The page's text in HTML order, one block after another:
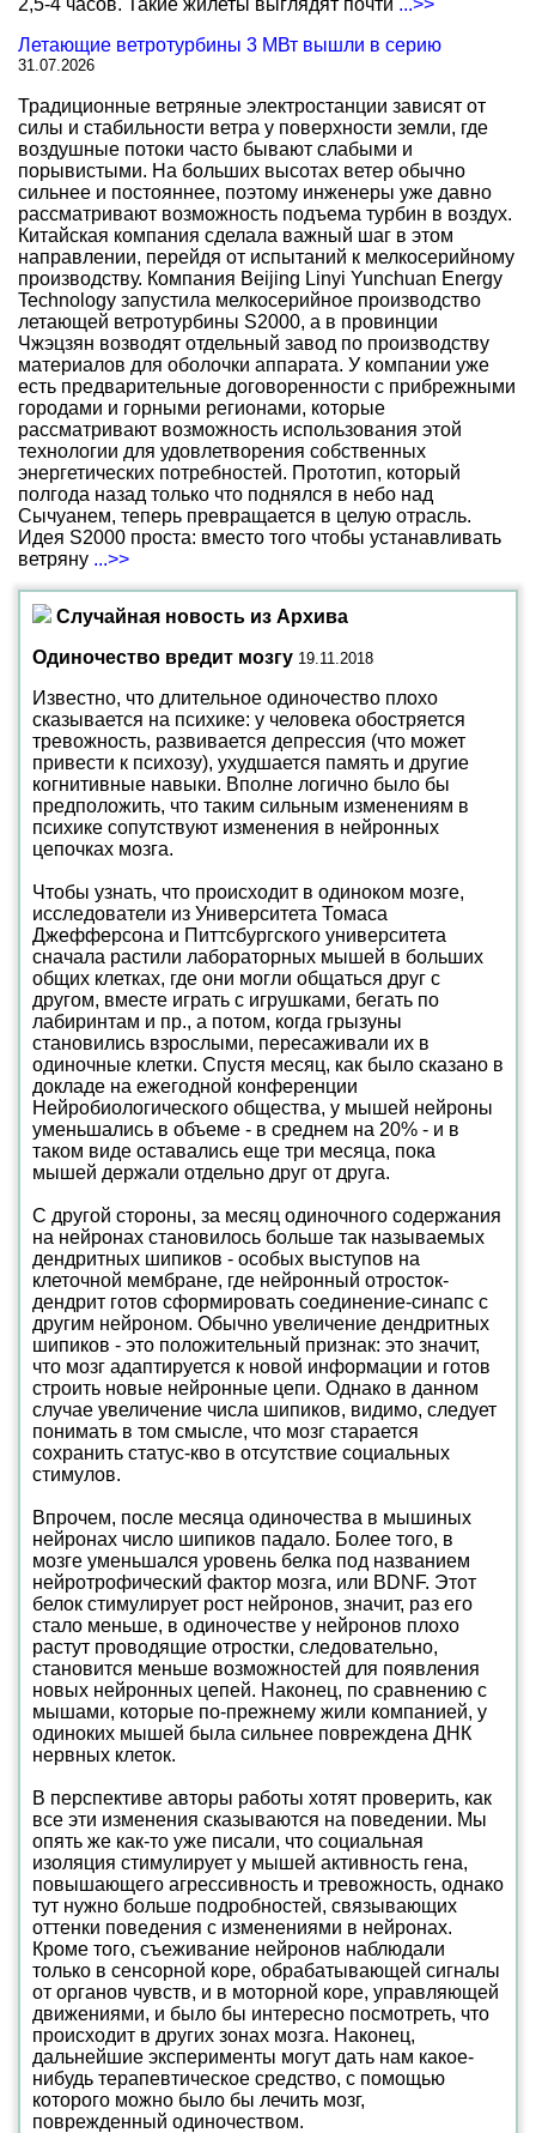
2,5-4 часов. Такие жилеты выглядят почти ...>>
Летающие ветротурбины 3 МВт вышли в серию
31.07.2026
Традиционные ветряные электростанции зависят от
силы и стабильности ветра у поверхности земли, где
воздушные потоки часто бывают слабыми и
порывистыми. На больших высотах ветер обычно
сильнее и постояннее, поэтому инженеры уже давно
рассматривают возможность подъема турбин в воздух.
Китайская компания сделала важный шаг в этом
направлении, перейдя от испытаний к мелкосерийному
производству. Компания Beijing Linyi Yunchuan Energy
Technology запустила мелкосерийное производство
летающей ветротурбины S2000, а в провинции
Чжэцзян возводят отдельный завод по производству
материалов для оболочки аппарата. У компании уже
есть предварительные договоренности с прибрежными
городами и горными регионами, которые
рассматривают возможность использования этой
технологии для удовлетворения собственных
энергетических потребностей. Прототип, который
полгода назад только что поднялся в небо над
Сычуанем, теперь превращается в целую отрасль.
Идея S2000 проста: вместо того чтобы устанавливать
ветряну ...>>
Случайная новость из Архива
Одиночество вредит мозгу 19.11.2018
Известно, что длительное одиночество плохо
сказывается на психике: у человека обостряется
тревожность, развивается депрессия (что может
привести к психозу), ухудшается память и другие
когнитивные навыки. Вполне логично было бы
предположить, что таким сильным изменениям в
психике сопутствуют изменения в нейронных
цепочках мозга.
Чтобы узнать, что происходит в одиноком мозге,
исследователи из Университета Томаса
Джефферсона и Питтсбургского университета
сначала растили лабораторных мышей в больших
общих клетках, где они могли общаться друг с
другом, вместе играть с игрушками, бегать по
лабиринтам и пр., а потом, когда грызуны
становились взрослыми, пересаживали их в
одиночные клетки. Спустя месяц, как было сказано в
докладе на ежегодной конференции
Нейробиологического общества, у мышей нейроны
уменьшались в объеме - в среднем на 20% - и в
таком виде оставались еще три месяца, пока
мышей держали отдельно друг от друга.
С другой стороны, за месяц одиночного содержания
на нейронах становилось больше так называемых
дендритных шипиков - особых выступов на
клеточной мембране, где нейронный отросток-
дендрит готов сформировать соединение-синапс с
другим нейроном. Обычно увеличение дендритных
шипиков - это положительный признак: это значит,
что мозг адаптируется к новой информации и готов
строить новые нейронные цепи. Однако в данном
случае увеличение числа шипиков, видимо, следует
понимать в том смысле, что мозг старается
сохранить статус-кво в отсутствие социальных
стимулов.
Впрочем, после месяца одиночества в мышиных
нейронах число шипиков падало. Более того, в
мозге уменьшался уровень белка под названием
нейротрофический фактор мозга, или BDNF. Этот
белок стимулирует рост нейронов, значит, раз его
стало меньше, в одиночестве у нейронов плохо
растут проводящие отростки, следовательно,
становится меньше возможностей для появления
новых нейронных цепей. Наконец, по сравнению с
мышами, которые по-прежнему жили компанией, у
одиноких мышей была сильнее повреждена ДНК
нервных клеток.
В перспективе авторы работы хотят проверить, как
все эти изменения сказываются на поведении. Мы
опять же как-то уже писали, что социальная
изоляция стимулирует у мышей активность гена,
повышающего агрессивность и тревожность, однако
тут нужно больше подробностей, связывающих
оттенки поведения с изменениями в нейронах.
Кроме того, съеживание нейронов наблюдали
только в сенсорной коре, обрабатывающей сигналы
от органов чувств, и в моторной коре, управляющей
движениями, и было бы интересно посмотреть, что
происходит в других зонах мозга. Наконец,
дальнейшие эксперименты могут дать нам какое-
нибудь терапевтическое средство, с помощью
которого можно было бы лечить мозг,
поврежденный одиночеством.